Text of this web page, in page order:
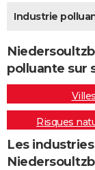
Destinations
City break
Voyage nature
Voyage de noces
Forum
Climat
+PHOTO
GUIDES D'ACHAT
BONS PLANS
CARTE DE VOEUX
Carte de Noël
Carte Bonne année
Carte Saint-Valentin
Carte Pâques
Carte d'anniversaire
DICTIONNAIRE
Dictionnaire
Biographies
Citations
Expressions
Proverbes
PROGRAMME TV
Industrie
polluante sur
Risques
Les